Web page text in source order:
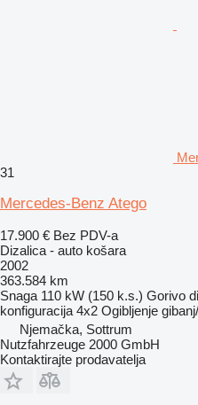
31
Mercedes-Benz Atego
17.900 € Bez PDV-a
Dizalica - auto košara
2002
363.584 km
Snaga 110 kW (150 k.s.) Gorivo
konfiguracija 4x2 Ogibljenje
Njemačka, Sottrum
Nutzfahrzeuge 2000 GmbH
Kontaktirajte prodavatelja